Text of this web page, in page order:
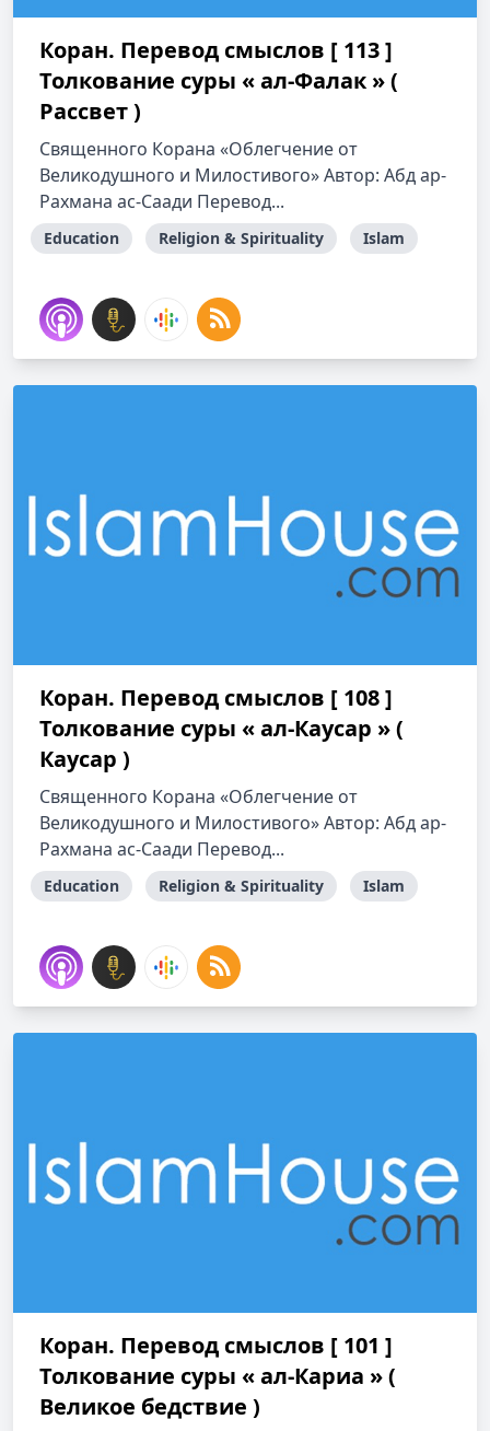
Коран. Перевод смыслов [ 113 ]
Толкование cуры « ал-Фалак » (
Рассвет )
Священного Корана «Облегчение от
Великодушного и Милостивого» Автор: Абд ар-
Рахмана ас-Саади Перевод...
Education Religion & Spirituality Islam
Коран. Перевод смыслов [ 108 ]
Толкование cуры « ал-Каусар » (
Каусар )
Священного Корана «Облегчение от
Великодушного и Милостивого» Автор: Абд ар-
Рахмана ас-Саади Перевод...
Education Religion & Spirituality Islam
Коран. Перевод смыслов [ 101 ]
Толкование cуры « ал-Кариа » (
Великое бедствие )